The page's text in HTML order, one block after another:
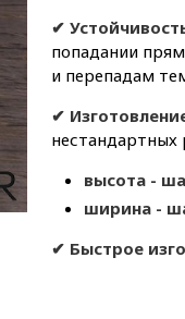
✔
попадании
и перепадам
✔
нестандартных
высота -
ширина -
✔ Быстрое